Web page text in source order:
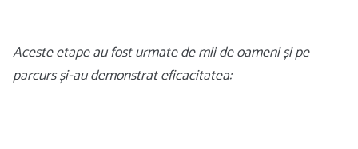
Aceste etape au fost urmate de mii de oameni și pe
parcurs și-au demonstrat eficacitatea: